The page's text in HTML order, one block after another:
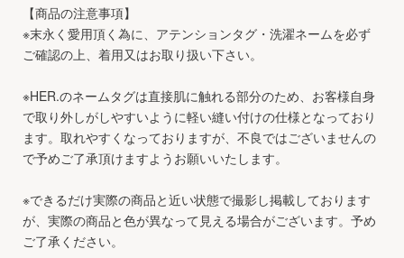
【商品の注意事項】
※末永く愛用頂く為に、アテンションタグ・洗濯ネームを必ず
ご確認の上、着用又はお取り扱い下さい。
※HER.のネームタグは直接肌に触れる部分のため、お客様自身
で取り外しがしやすいように軽い縫い付けの仕様となっており
ます。取れやすくなっておりますが、不良ではございませんの
で予めご了承頂けますようお願いいたします。
※できるだけ実際の商品と近い状態で撮影し掲載しております
が、実際の商品と色が異なって見える場合がございます。予め
ご了承ください。